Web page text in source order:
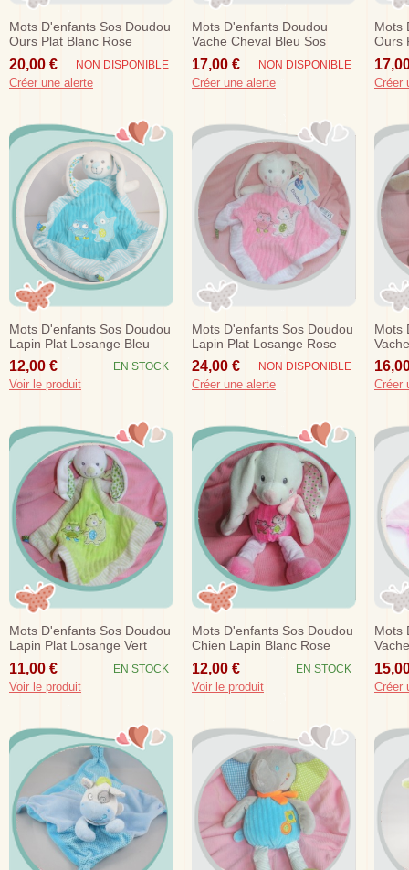
Mots D'enfants Sos Doudou
Ours Plat Blanc Rose
Bisous
20,00 € NON DISPONIBLE
Créer une alerte
Mots D'enfants Doudou
Vache Cheval Bleu Sos
17,00 € NON DISPONIBLE
Créer une alerte
Mots
Ours
Sos
Créer
Mots D'enfants Sos Doudou
Lapin Plat Losange Bleu
Ecureuil Hibou
12,00 € EN STOCK
Voir le produit
Mots D'enfants Sos Doudou
Lapin Plat Losange Rose
Ecureuil Hibou
24,00 € NON DISPONIBLE
Créer une alerte
Mots
Créer
Mots D'enfants Sos Doudou
Lapin Plat Losange Vert
Ecureuil Hibou
11,00 € EN STOCK
Voir le produit
Mots D'enfants Sos Doudou
Chien Lapin Blanc Rose
Hibou Jambes Sos
12,00 € EN STOCK
Voir le produit
Mots
Créer